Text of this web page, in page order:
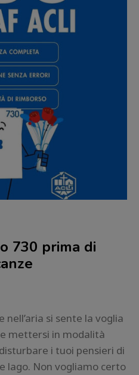
730 prima di
nell’aria si sente la voglia
mettersi in modalità
i tuoi pensieri di
lago. Non vogliamo certo